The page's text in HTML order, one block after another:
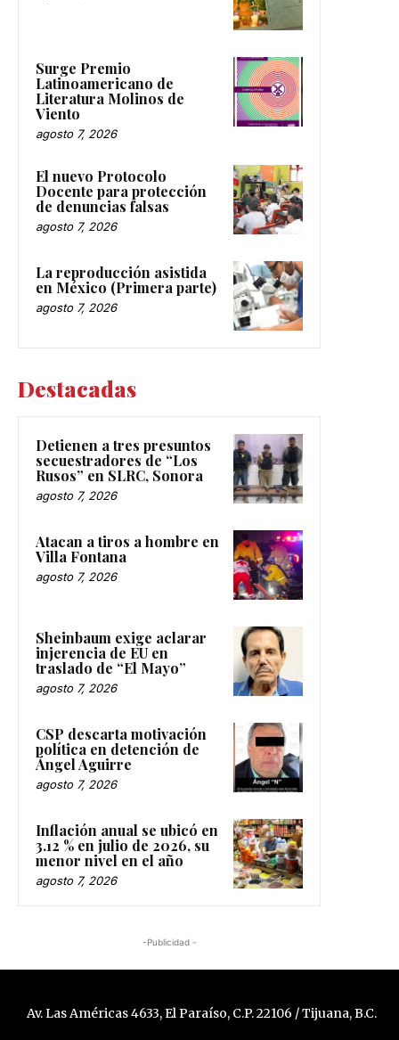
Surge Premio
Latinoamericano de
Literatura Molinos de
Viento
agosto 7, 2026
El nuevo Protocolo
Docente para protección
de denuncias falsas
agosto 7, 2026
La reproducción asistida
en México (Primera parte)
agosto 7, 2026
Destacadas
Detienen a tres presuntos
secuestradores de “Los
Rusos” en SLRC, Sonora
agosto 7, 2026
Atacan a tiros a hombre en
Villa Fontana
agosto 7, 2026
Sheinbaum exige aclarar
injerencia de EU en
traslado de “El Mayo”
agosto 7, 2026
CSP descarta motivación
política en detención de
Ángel Aguirre
agosto 7, 2026
Inflación anual se ubicó en
3.12 % en julio de 2026, su
menor nivel en el año
agosto 7, 2026
-Publicidad -
Av. Las Américas 4633, El Paraíso, C.P. 22106 / Tijuana, B.C.